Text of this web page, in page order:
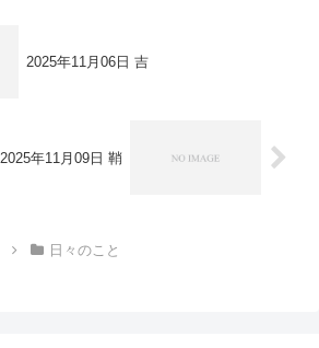
2025年11月06日 吉
2025年11月09日 鞘
日々のこと